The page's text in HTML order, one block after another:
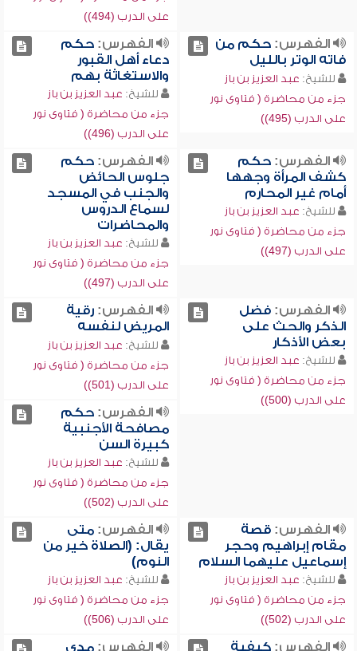
على الدرب (494))
الفهرس:حكم من
فاته الوتر بالليل
للشيخ: عبد العزيز بن باز
جزء من محاضرة ( فتاوى نور
على الدرب (495))
الفهرس:حكم
دعاء أهل القبور
والاستغاثة بهم
للشيخ: عبد العزيز بن باز
جزء من محاضرة ( فتاوى نور
على الدرب (496))
الفهرس:حكم
كشف المرأة وجهها
أمام غير المحارم
للشيخ: عبد العزيز بن باز
جزء من محاضرة ( فتاوى نور
على الدرب (497))
الفهرس:حكم
جلوس الحائض
والجنب في المسجد
لسماع الدروس
والمحاضرات
للشيخ: عبد العزيز بن باز
جزء من محاضرة ( فتاوى نور
على الدرب (497))
الفهرس:فضل
الذكر والحث على
بعض الأذكار
للشيخ: عبد العزيز بن باز
جزء من محاضرة ( فتاوى نور
على الدرب (500))
الفهرس:رقية
المريض لنفسه
للشيخ: عبد العزيز بن باز
جزء من محاضرة ( فتاوى نور
على الدرب (501))
الفهرس:حكم
مصافحة الأجنبية
كبيرة السن
للشيخ: عبد العزيز بن باز
جزء من محاضرة ( فتاوى نور
على الدرب (502))
الفهرس:قصة
مقام إبراهيم وحجر
إسماعيل عليهما السلام
للشيخ: عبد العزيز بن باز
جزء من محاضرة ( فتاوى نور
على الدرب (502))
الفهرس:متى
يقال: (الصلاة خير من
النوم)
للشيخ: عبد العزيز بن باز
جزء من محاضرة ( فتاوى نور
على الدرب (506))
الفهرس:كيفية
الفهرس:مدى